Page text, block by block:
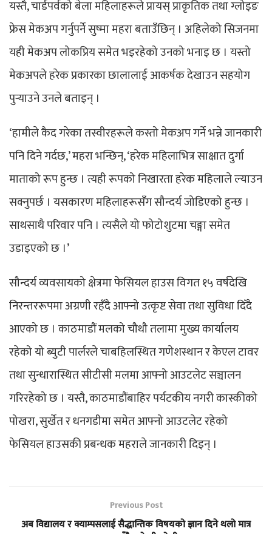
यस्तै, चार्डपर्वको बेला महिलाहरूले प्रायस् प्राकृतिक तथा ग्लोइङ
फ्रेस मेकअप गर्नुपर्ने सुष्मा महरा बताउँछिन् । अहिलेको सिजनमा
यही मेकअप लोकप्रिय समेत भइरहेको उनको भनाइ छ । यस्तो
मेकअपले हरेक प्रकारका छालालाई आकर्षक देखाउन सहयोग
पुर्‍याउने उनले बताइन् ।
‘हामीले कैद गरेका तस्वीरहरूले कस्तो मेकअप गर्ने भन्ने जानकारी
पनि दिने गर्दछ,’ महरा भन्छिन्, ‘हरेक महिलाभित्र साक्षात दुर्गा
माताको रूप हुन्छ । त्यही रूपको निखारता हरेक महिलाले ल्याउन
सक्नुपर्छ । यसकारण महिलाहरूसँग सौन्दर्य जोडिएको हुन्छ ।
साथसाथै परिवार पनि । त्यसैले यो फोटोशुटमा चङ्गा समेत
उडाइएको छ ।’
सौन्दर्य व्यवसायको क्षेत्रमा फेसियल हाउस विगत १५ वर्षदेखि
निरन्तररूपमा अग्रणी रहँदै आफ्नो उत्कृष्ट सेवा तथा सुविधा दिँदै
आएको छ । काठमाडौं मलको चौथौ तलामा मुख्य कार्यालय
रहेको यो ब्युटी पार्लरले चाबहिलस्थित गणेशस्थान र केएल टावर
तथा सुन्धारास्थित सीटीसी मलमा आफ्नो आउटलेट सञ्चालन
गरिरहेको छ । यस्तै, काठमाडौंबाहिर पर्यटकीय नगरी कास्कीको
पोखरा, सुर्खेत र धनगडीमा समेत आफ्नो आउटलेट रहेको
फेसियल हाउसकी प्रबन्धक महराले जानकारी दिइन् ।
Previous Post
अब विद्यालय र क्याम्पसलाई सैद्धान्तिक विषयको ज्ञान दिने थलो मात्र